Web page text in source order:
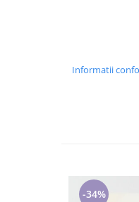
Informatii
-34%